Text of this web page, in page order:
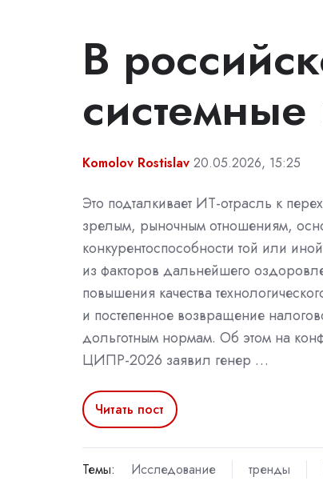
В
Komolov Rostislav 20.05.2026, 15:25
Это подталкивает ИТ-отрасль к
зрелым, рыночным отношениям,
конкурентоспособности той или
из факторов дальнейшего
повышения качества
и постепенное возвращение
дольготным нормам. Об этом на
ЦИПР-2026 заявил генер …
Читать пост
Темы: Исследование тренды